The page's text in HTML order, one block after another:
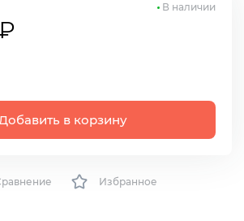
в корзину
В наличии
Избранное